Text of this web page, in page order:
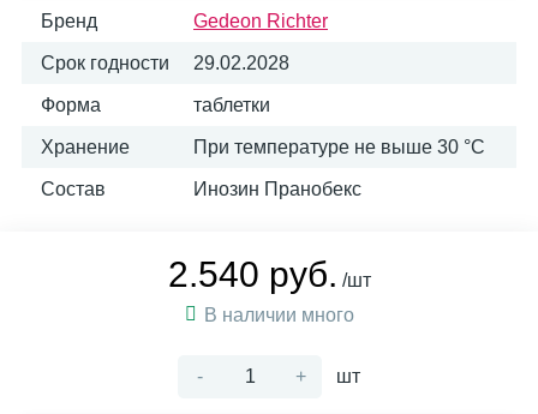
Бренд Gedeon Richter
Срок годности 29.02.2028
Форма таблетки
Хранение При температуре не выше 30 °C
Состав Инозин Пранобекс
2.540 руб. /шт
В наличии много
- + шт